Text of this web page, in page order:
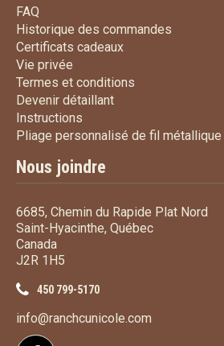
FAQ
Historique des commandes
Certificats cadeauxCertificats cadeaux
Vie privée
Termes et conditions
Devenir détaillantDevenir détaillant
Instructions
Pliage personnalisé de fil métallique
Nous joindre
6685, Chemin du Rapide Plat Nord
Saint-Hyacinthe, Québec
Canada
J2R 1H5
450 799-5170
info@ranchcunicole.com